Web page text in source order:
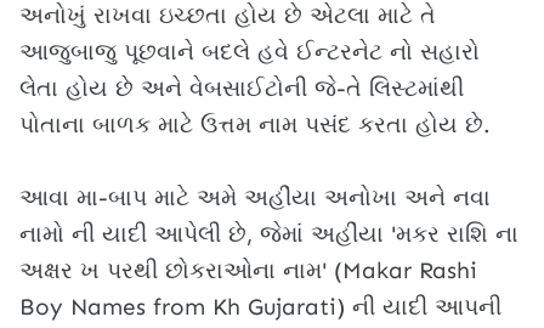
અનોખું રાખવા ઇચ્છતા હોય છે એટલા માટે તે
આજુબાજુ પૂછવાને બદલે હવે ઈન્ટરનેટ નો સહારો
લેતા હોય છે અને વેબસાઈટોની જે-તે લિસ્ટમાંથી
પોતાના બાળક માટે ઉત્તમ નામ પસંદ કરતા હોય છે.
આવા મા-બાપ માટે અમે અહીંયા અનોખા અને નવા
નામો ની યાદી આપેલી છે, જેમાં અહીંયા 'મકર રાશિ ના
અક્ષર ખ પરથી છોકરાઓના નામ' (Makar Rashi
Boy Names from Kh Gujarati) ની યાદી આપની